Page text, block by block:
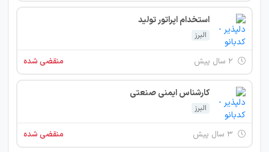
استخدام اپراتور تولید
البرز
منقضی شده
کارشناس ایمنی صنعتی
البرز
منقضی شده